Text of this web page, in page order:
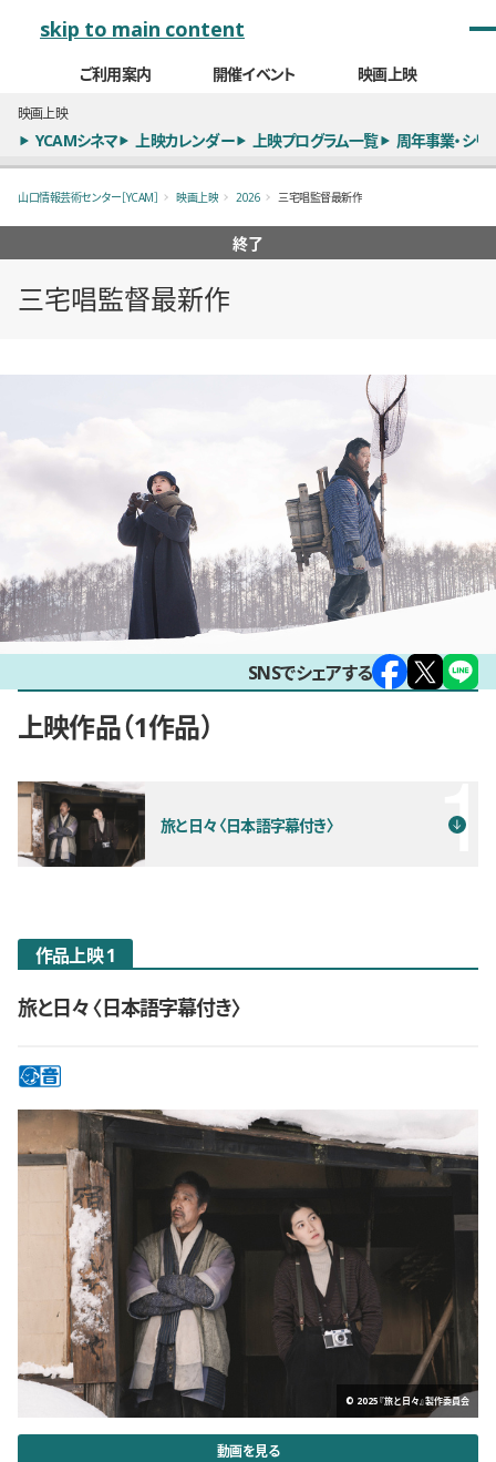
skip to main content
ご利用案内 開催イベント 映画上映
映画上映
YCAMシネマ 上映カレンダー 上映プログラム一覧 周年事業・シリ
山口情報芸術センター［YCAM］ 映画上映 2026 三宅唱監督最新作
終了
三宅唱監督最新作
SNSでシェアする
上映作品 1作品
旅と日々〈日本語字幕付き〉
作品上映 1
旅と日々〈日本語字幕付き〉
© 2025『旅と日々』製作委員会
動画を見る